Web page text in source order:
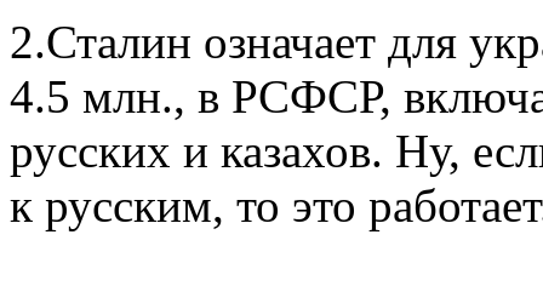
2.Сталин означает для
4.5 млн., в РСФСР,
русских и казахов. Ну,
к русским, то это